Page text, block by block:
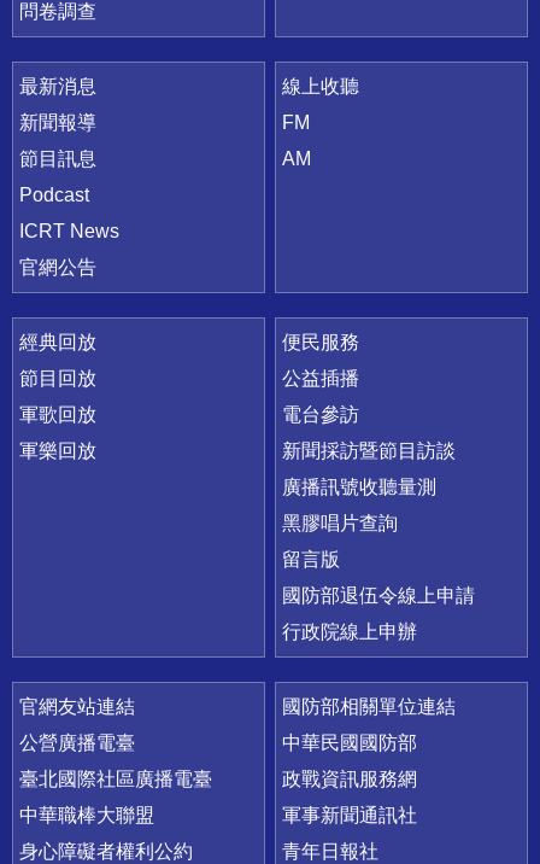
問卷調查
最新消息
新聞報導
節目訊息
Podcast
ICRT News
官網公告
線上收聽
FM
AM
經典回放
節目回放
軍歌回放
軍樂回放
便民服務
公益插播
電台參訪
新聞採訪暨節目訪談
廣播訊號收聽量測
黑膠唱片查詢
留言版
國防部退伍令線上申請
行政院線上申辦
官網友站連結
公營廣播電臺
臺北國際社區廣播電臺
中華職棒大聯盟
身心障礙者權利公約
國防部相關單位連結
中華民國國防部
政戰資訊服務網
軍事新聞通訊社
青年日報社